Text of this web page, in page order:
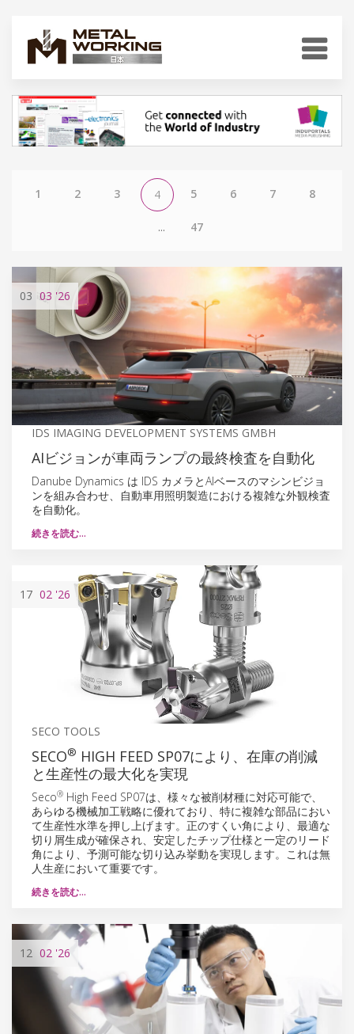
1 2 3 4 5 6 7 8
... 47
03 03 '26
IDS IMAGING DEVELOPMENT SYSTEMS GMBH
AIビジョンが車両ランプの最終検査を自動化
Danube Dynamics は IDS カメラとAIベースのマシンビジョ
ンを組み合わせ、自動車用照明製造における複雑な外観検査
を自動化。
続きを読む…
17 02 '26
SECO TOOLS
SECO® HIGH FEED SP07により、在庫の削減
と生産性の最大化を実現
Seco® High Feed SP07は、様々な被削材種に対応可能で、
あらゆる機械加工戦略に優れており、特に複雑な部品におい
て生産性水準を押し上げます。正のすくい角により、最適な
切り屑生成が確保され、安定したチップ仕様と一定のリード
角により、予測可能な切り込み挙動を実現します。これは無
人生産において重要です。
続きを読む…
12 02 '26